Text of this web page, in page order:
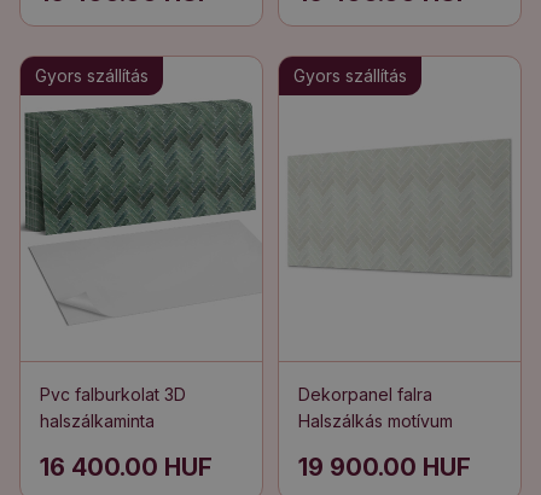
Gyors szállítás
Pvc falburkolat 3D
halszálkaminta
16 400.00 HUF
Gyors szállítás
Dekorpanel falra
Halszálkás motívum
19 900.00 HUF